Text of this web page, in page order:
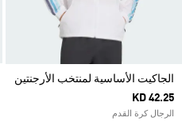
الجاكيت الأساسية لمنتخب الأرجنتين
KD 42.25
الرجال كرة القدم